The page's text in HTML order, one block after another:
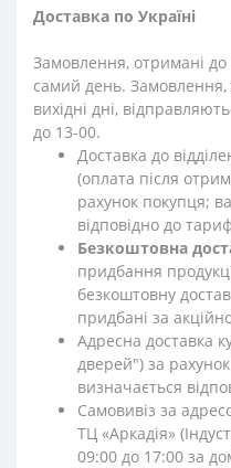
Доставка по Україні
Замовлення, отримані
самий день. Замовлення,
вихідні дні,
до 13-00.
Доставка до
(оплата після
рахунок покупця;
відповідно до
Безкоштовна
придбання
безкоштовну
придбані за
Адресна доставка
дверей") за
визначається
Самовивіз за
ТЦ «Аркадія»
09:00 до 17:00 за